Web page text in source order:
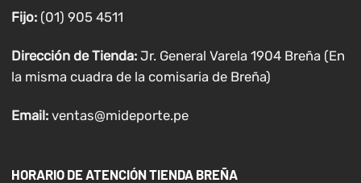
Fijo:(01) 905 4511
Dirección de Tienda: Jr. General Varela 1904 Breña (En
la misma cuadra de la comisaria de Breña)
Email: ventas@mideporte.pe
HORARIO DE ATENCIÓN TIENDA BREÑA